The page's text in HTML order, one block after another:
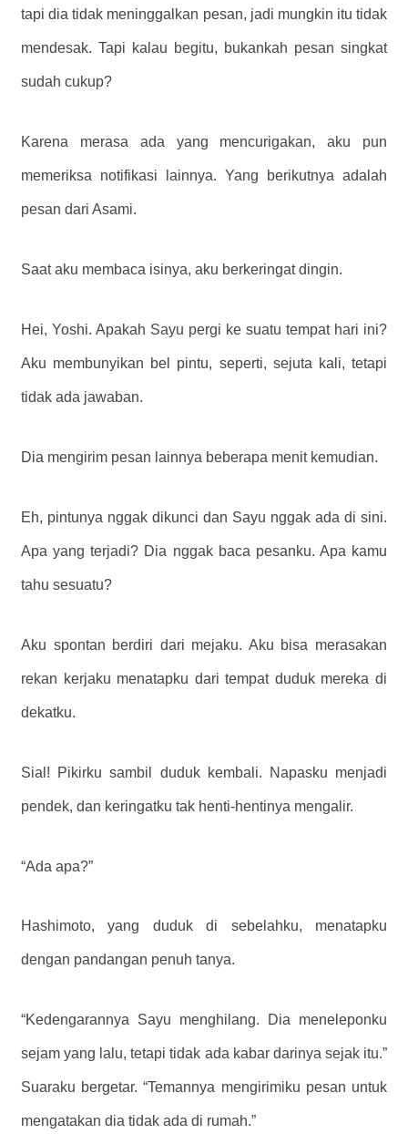
tapi dia tidak meninggalkan pesan, jadi mungkin itu tidak
mendesak. Tapi kalau begitu, bukankah pesan singkat
sudah cukup?
Karena merasa ada yang mencurigakan, aku pun
memeriksa notifikasi lainnya. Yang berikutnya adalah
pesan dari Asami.
Saat aku membaca isinya, aku berkeringat dingin.
Hei, Yoshi. Apakah Sayu pergi ke suatu tempat hari ini?
Aku membunyikan bel pintu, seperti, sejuta kali, tetapi
tidak ada jawaban.
Dia mengirim pesan lainnya beberapa menit kemudian.
Eh, pintunya nggak dikunci dan Sayu nggak ada di sini.
Apa yang terjadi? Dia nggak baca pesanku. Apa kamu
tahu sesuatu?
Aku spontan berdiri dari mejaku. Aku bisa merasakan
rekan kerjaku menatapku dari tempat duduk mereka di
dekatku.
Sial! Pikirku sambil duduk kembali. Napasku menjadi
pendek, dan keringatku tak henti-hentinya mengalir.
“Ada apa?”
Hashimoto, yang duduk di sebelahku, menatapku
dengan pandangan penuh tanya.
“Kedengarannya Sayu menghilang. Dia meneleponku
sejam yang lalu, tetapi tidak ada kabar darinya sejak itu.”
Suaraku bergetar. “Temannya mengirimiku pesan untuk
mengatakan dia tidak ada di rumah.”